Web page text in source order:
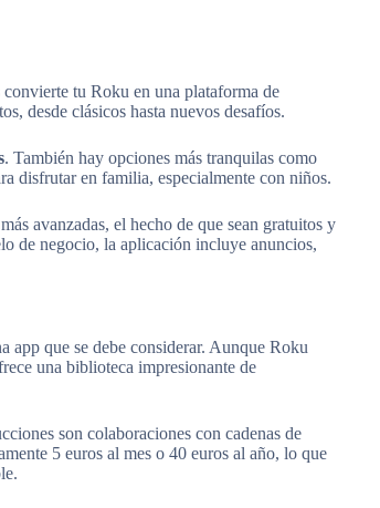
convierte tu Roku en una plataforma de
desde clásicos hasta nuevos desafíos.
. También hay opciones más tranquilas como
disfrutar en familia, especialmente con niños.
avanzadas, el hecho de que sean gratuitos y
de negocio, la aplicación incluye anuncios,
app que se debe considerar. Aunque Roku
una biblioteca impresionante de
son colaboraciones con cadenas de
5 euros al mes o 40 euros al año, lo que